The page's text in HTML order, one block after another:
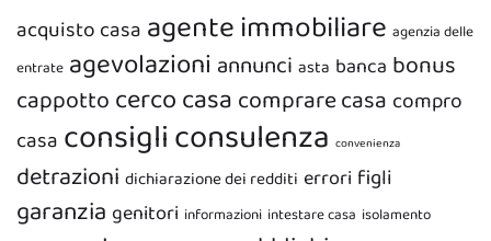
acquisto casa agente immobiliare agenzia delle
entrate agevolazioni annunci asta banca bonus
cappottocerco casacomprare casa compro
casa consigliconsulenza convenienza
detrazioni dichiarazione dei redditi errori figli
garanzia genitori informazioni intestare casa isolamento